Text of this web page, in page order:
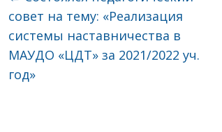
совет на тему: «Реализация
системы наставничества в
МАУДО «ЦДТ» за 2021/2022 уч.
год»